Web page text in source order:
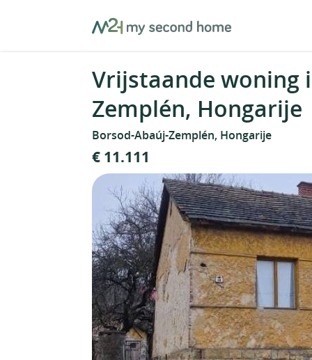
MySecondHome
Vrijstaande woning
Zemplén, Hongarije
Borsod-Abaúj-Zemplén, Hongarije
€ 11.111